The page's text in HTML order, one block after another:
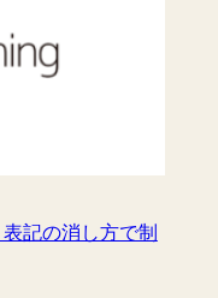
記の消し方で制